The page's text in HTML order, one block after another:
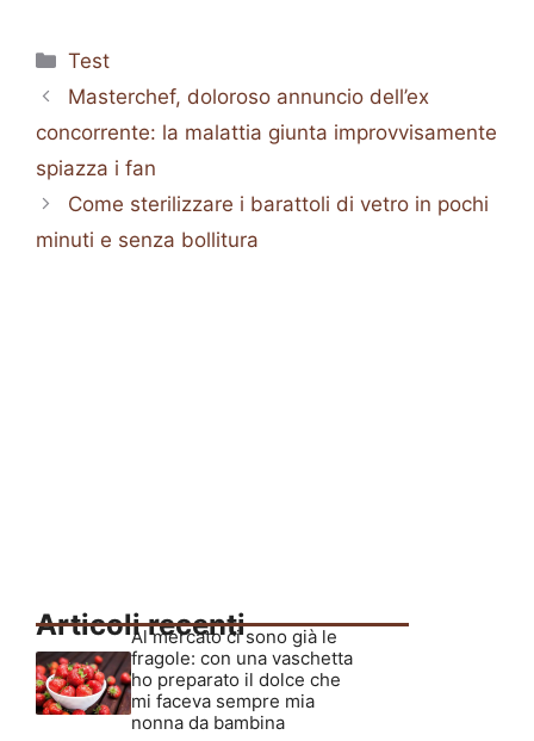
Categorie
Test
Masterchef, doloroso annuncio dell’ex
concorrente: la malattia giunta improvvisamente
spiazza i fan
Come sterilizzare i barattoli di vetro in pochi
minuti e senza bollitura
Articoli recenti
Al mercato ci sono già le
fragole: con una vaschetta
ho preparato il dolce che
mi faceva sempre mia
nonna da bambina